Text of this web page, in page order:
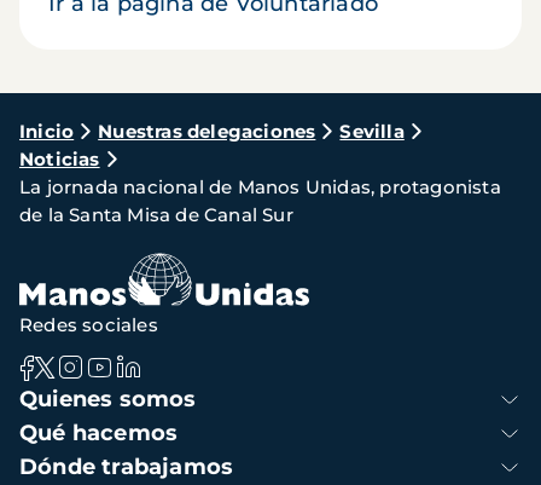
Ruta
de
navegación
Inicio Nuestras delegaciones
Sevilla
Noticias
La jornada nacional de Manos Unidas, protagonista
de la Santa Misa de Canal Sur
Navegación
principal
Quienes somos
Qué hacemos
Dónde trabajamos
Redes sociales